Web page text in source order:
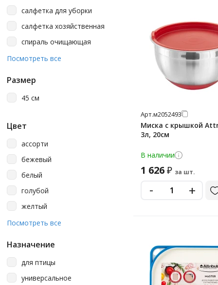
салфетка для уборки
салфетка хозяйственная
спираль очищающая
точилка для ножей
Посмотреть все
Размер
45 см
Цвет
ассорти
бежевый
белый
голубой
желтый
коричневый
серый
Посмотреть все
Назначение
для птицы
универсальное
Арт.м2052493
Миска с крышкой
3л, 20см
В наличии
1 626₽ за шт.
- +